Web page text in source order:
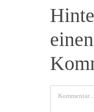
einen
Kommentar